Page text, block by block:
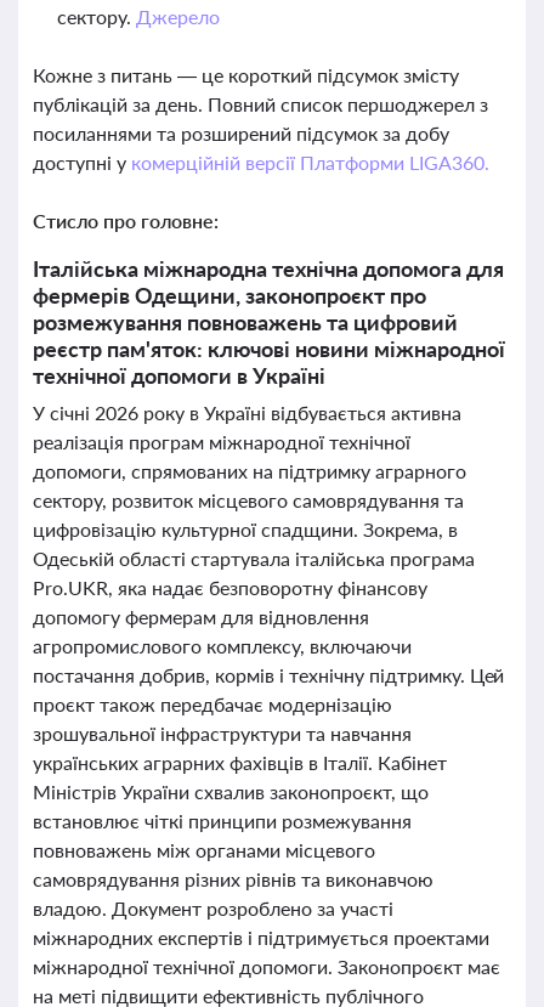
сектору. Джерело
Кожне з питань — це короткий підсумок змісту
публікацій за день. Повний список першоджерел з
посиланнями та розширений підсумок за добу
доступні у комерційній версії Платформи LIGA360.
Стисло про головне:
Італійська міжнародна технічна допомога для
фермерів Одещини, законопроєкт про
розмежування повноважень та цифровий
реєстр пам'яток: ключові новини міжнародної
технічної допомоги в Україні
У січні 2026 року в Україні відбувається активна
реалізація програм міжнародної технічної
допомоги, спрямованих на підтримку аграрного
сектору, розвиток місцевого самоврядування та
цифровізацію культурної спадщини. Зокрема, в
Одеській області стартувала італійська програма
Pro.UKR, яка надає безповоротну фінансову
допомогу фермерам для відновлення
агропромислового комплексу, включаючи
постачання добрив, кормів і технічну підтримку. Цей
проєкт також передбачає модернізацію
зрошувальної інфраструктури та навчання
українських аграрних фахівців в Італії. Кабінет
Міністрів України схвалив законопроєкт, що
встановлює чіткі принципи розмежування
повноважень між органами місцевого
самоврядування різних рівнів та виконавчою
владою. Документ розроблено за участі
міжнародних експертів і підтримується проектами
міжнародної технічної допомоги. Законопроєкт має
на меті підвищити ефективність публічного